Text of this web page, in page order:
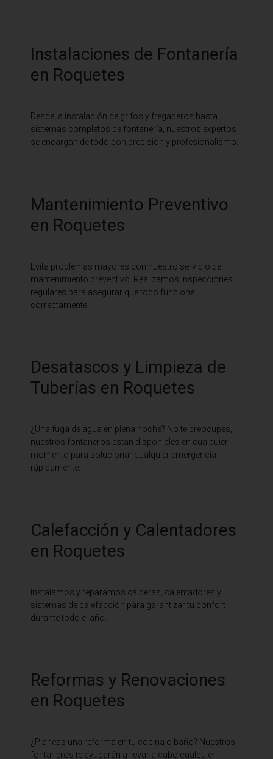
Instalaciones de Fontanería
en Roquetes
Desde la instalación de grifos y fregaderos hasta
sistemas completos de fontanería, nuestros expertos
se encargan de todo con precisión y profesionalismo.
Mantenimiento Preventivo
en Roquetes
Evita problemas mayores con nuestro servicio de
mantenimiento preventivo. Realizamos inspecciones
regulares para asegurar que todo funcione
correctamente.
Desatascos y Limpieza de
Tuberías en Roquetes
¿Una fuga de agua en plena noche? No te preocupes,
nuestros fontaneros están disponibles en cualquier
momento para solucionar cualquier emergencia
rápidamente.
Calefacción y Calentadores
en Roquetes
Instalamos y reparamos calderas, calentadores y
sistemas de calefacción para garantizar tu confort
durante todo el año.
Reformas y Renovaciones
en Roquetes
¿Planeas una reforma en tu cocina o baño? Nuestros
fontaneros te ayudarán a llevar a cabo cualquier